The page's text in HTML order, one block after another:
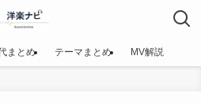
まとめ テーマまとめ MV解説